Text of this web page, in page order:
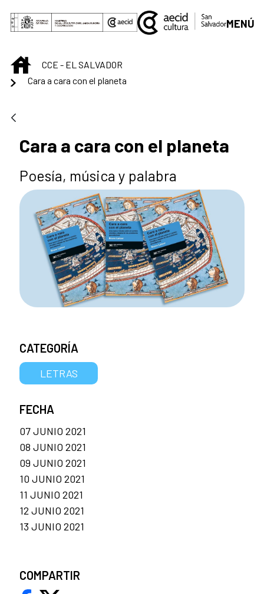
Saltar al contenido principal
MENÚ
INICIOCCE - EL SALVADOR
Cara a cara con el planeta
Cara a cara con el planeta
Poesía, música y palabra
CATEGORÍA
LETRAS
FECHA
07 JUNIO 2021
08 JUNIO 2021
09 JUNIO 2021
10 JUNIO 2021
11 JUNIO 2021
12 JUNIO 2021
13 JUNIO 2021
COMPARTIR